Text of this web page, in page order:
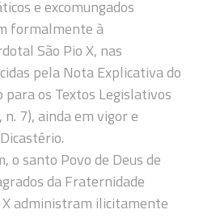
e excomungados
formalmente à
São Pio X, nas
pela Nota Explicativa do
os Textos Legislativos
7), ainda em vigor e
o santo Povo de Deus de
da Fraternidade
X administram ilicitamente